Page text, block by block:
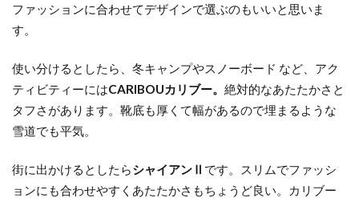
ファッションに合わせてデザインで選ぶのもいいと思いま
す。
使い分けるとしたら、冬キャンプやスノーボード など、アク
ティビティーにはCARIBOUカリブー。 絶対的なあたたかさと
タフさがあります。靴底も厚くて幅があるので埋まるような
雪道でも平気。
街に出かけるとしたらシャイアンⅡ です。スリムでファッシ
ョンにも合わせやすくあたたかさもちょうど良い。カリブー